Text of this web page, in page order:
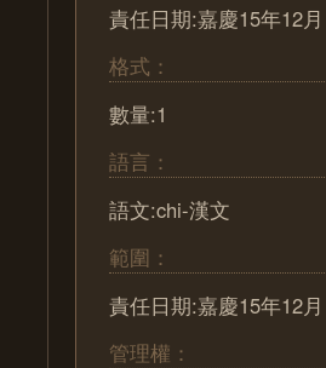
責任日期:嘉慶15年12月
格式：
數量:1
語言：
語文:chi-漢文
範圍：
責任日期:嘉慶15年12月
管理權：